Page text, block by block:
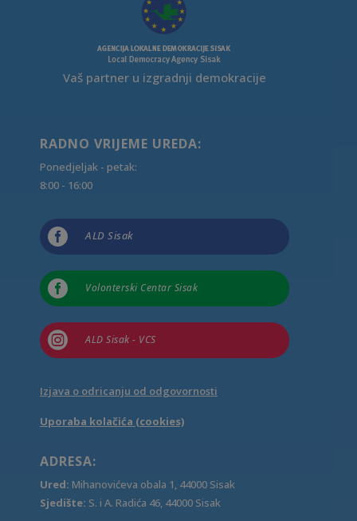
Vaš partner u izgradnji demokracije
RADNO VRIJEME UREDA:
Ponedjeljak - petak:
8:00 - 16:00
 ALD Sisak
 Volonterski Centar Sisak
 ALD Sisak - VCS
Izjava o odricanju od odgovornosti
Uporaba kolačića (cookies)
ADRESA:
Ured: Mihanovićeva obala 1, 44000 Sisak
Sjedište: S. i A. Radića 46, 44000 Sisak